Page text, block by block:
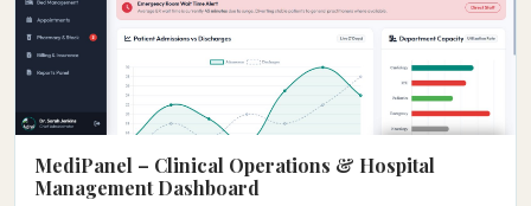
MediPanel – Clinical Operations & Hospital
Management Dashboard